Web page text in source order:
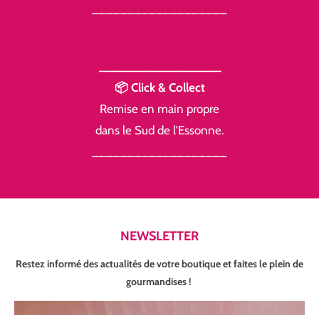
📦 Click & Collect
Remise en main propre
dans le Sud de l'Essonne.
NEWSLETTER
Restez informé des actualités de votre boutique et faites le plein de
gourmandises !